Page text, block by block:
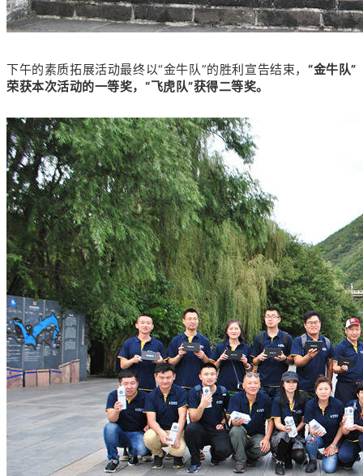
下午的素质拓展活动最终以“金牛队”的胜利宣告结束，“金牛队”
荣获本次活动的一等奖，“飞虎队”获得二等奖。